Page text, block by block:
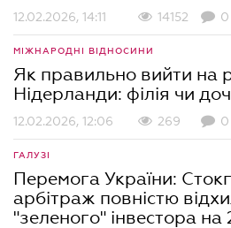
12.02.2026, 14:11 14152 0
МІЖНАРОДНІ ВІДНОСИНИ
Як правильно вийти на
Нідерланди: філія чи
12.02.2026, 12:06 269 0
ГАЛУЗІ
Перемога України:
арбітраж повністю
"зеленого" інвестора